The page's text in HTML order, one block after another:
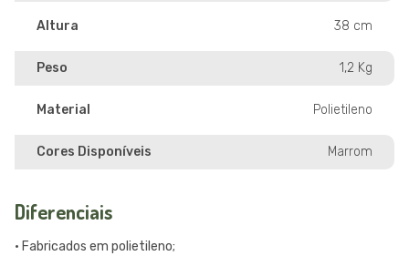
Altura 38 cm
Peso 1,2 Kg
Material Polietileno
Cores Disponíveis Marrom
Diferenciais
• Fabricados em polietileno;